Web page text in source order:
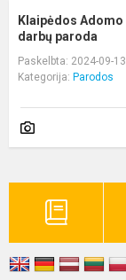
Klaipėdos
darbų paroda
Paskelbta: 2024-09-13
Kategorija: Parodos